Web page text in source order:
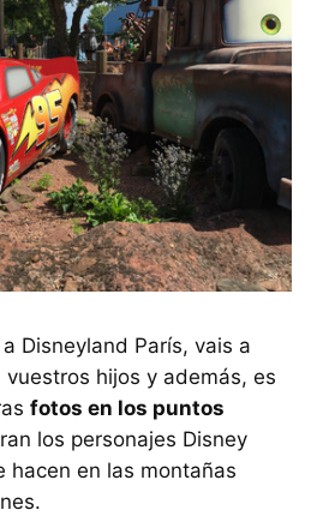
Disneyland París, vais a
hijos y además, es
fotos en los puntos
los personajes Disney
hacen en las montañas